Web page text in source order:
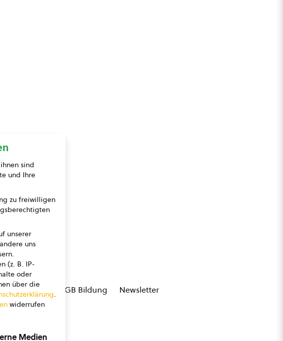
GmbH AGB Bildung Newsletter
sind
und Ihre
zu freiwilligen
unserer
uns
(z. B. IP-
oder
über die
.
widerrufen
Medien